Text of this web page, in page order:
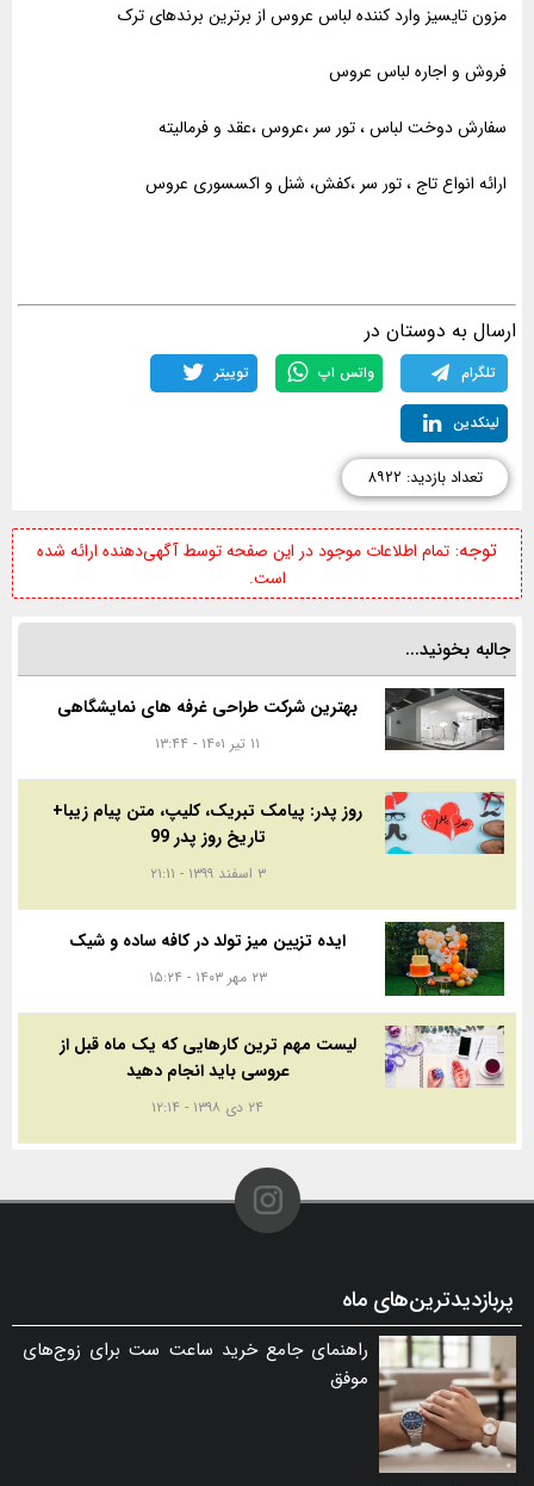
مزون تایسیز وارد کننده لباس عروس از برترین برندهای ترک
فروش و اجاره لباس عروس
سفارش دوخت لباس ، تور سر ،عروس ،عقد و فرمالیته
ارائه انواع تاج ، تور سر ،کفش، شنل و اکسسوری عروس
ارسال به دوستان در
تلگرام واتس اپ توییتر
لینکدین
تعداد بازدید: ۸۹۲۲
توجه: تمام اطلاعات موجود در این صفحه توسط آگهی‌دهنده ارائه شده
است.
جالبه بخونید...
بهترین شرکت طراحی غرفه های نمایشگاهی
۱۱ تیر ۱۴۰۱ - ۱۳:۴۴
روز پدر: پیامک تبریک، کلیپ، متن پیام زیبا+
تاریخ روز پدر 99
۳ اسفند ۱۳۹۹ - ۲۱:۱۱
ایده تزیین میز تولد در کافه ساده و شیک
۲۳ مهر ۱۴۰۳ - ۱۵:۲۴
لیست مهم ترین کارهایی که یک ماه قبل از
عروسی باید انجام دهید
۲۴ دی ۱۳۹۸ - ۱۲:۱۴
پربازدیدترین‌های ماه
راهنمای جامع خرید ساعت ست برای زوج‌های
موفق